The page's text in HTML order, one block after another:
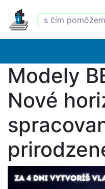
Modely
Nové